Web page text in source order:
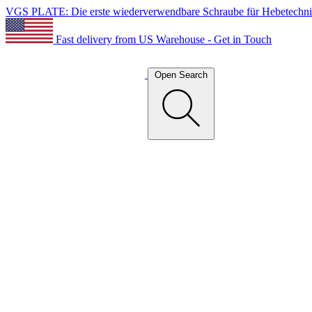
VGS PLATE: Die erste wiederverwendbare Schraube für
Fast delivery from US Warehouse - Get in Touch
Open Search